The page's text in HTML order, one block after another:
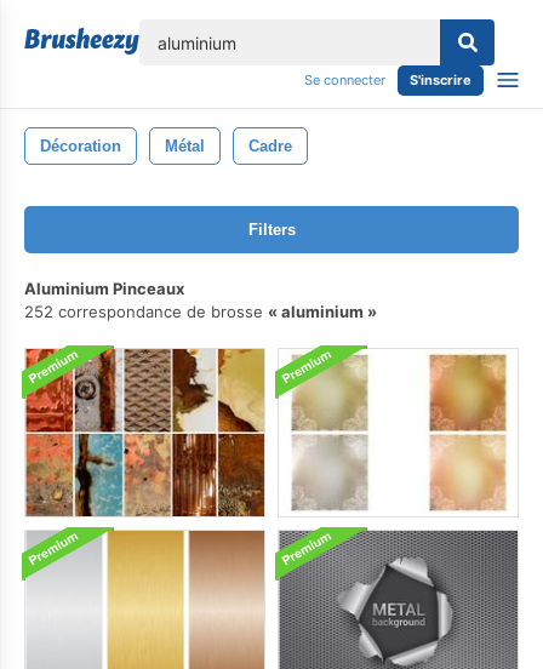
Se connecter S'inscrire
Décoration Métal Cadre
Filters
Aluminium Pinceaux
252 correspondance de brosse
aluminium